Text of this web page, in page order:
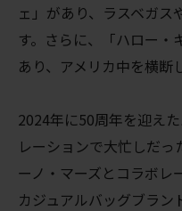
ェ」があり、ラスベガス
す。さらに、「ハロー・
あり、アメリカ中を横断
2024年に50周年を迎え
レーションで大忙しだ
ーノ・マーズとコラボレ
カジュアルバッグブラン